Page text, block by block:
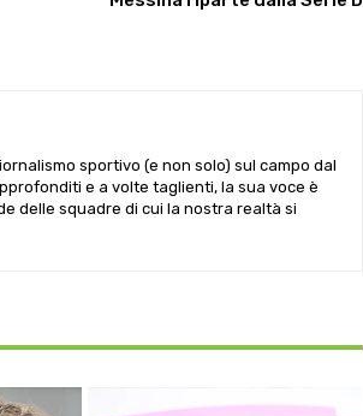
sportivo (e non solo) sul campo dal
e a volte taglienti, la sua voce è
delle squadre di cui la nostra realtà si